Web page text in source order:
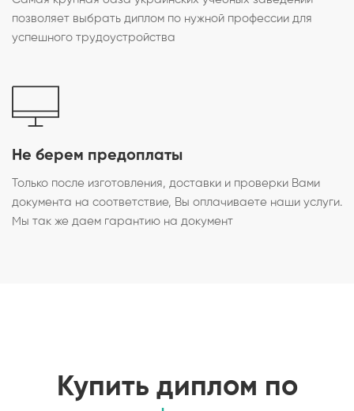
позволяет выбрать диплом по нужной профессии для
успешного трудоустройства
Не берем предоплаты
Только после изготовления, доставки и проверки Вами
документа на соответствие, Вы оплачиваете наши услуги.
Мы так же даем гарантию на документ
Купить диплом по